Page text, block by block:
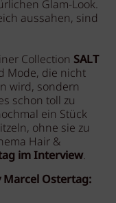
Glam-Look.
aussahen, sind
Collection SALT
Mode, die nicht
wird, sondern
schon toll zu
ein Stück
ohne sie zu
Hair &
im Interview.
Marcel Ostertag: